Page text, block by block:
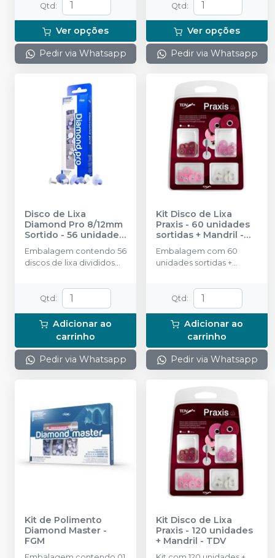
Qtd:
Ver opções
Pedir via Whatsapp
Qtd:
Ver opções
Pedir via Whatsapp
Disco de Lixa
Diamond Pro 8/12mm
Sortido - 56 unidades
FGM
Embalagem contendo 56
discos de lixa divididos
grossa (G), média (M), fina
(F) e extrafina (XF), com
diâmetros de 8 e/ou
12mm. 1 Mandril
Qtd :
Adicionar ao
carrinho
Pedir via Whatsapp
Kit Disco de Lixa
Praxis - 60 unidades
sortidas + Mandril -
TDV
Embalagem com 60
unidades sortidas +
Qtd :
Adicionar ao
carrinho
Pedir via Whatsapp
Kit de Polimento
Diamond Master -
FGM
Kit Disco de Lixa
Praxis - 120 unidades
+ Mandril - TDV